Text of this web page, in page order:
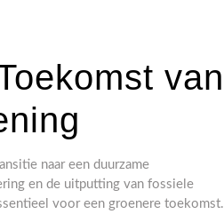
van
naar een duurzame
en de uitputting van fossiele
voor een groenere toekomst.